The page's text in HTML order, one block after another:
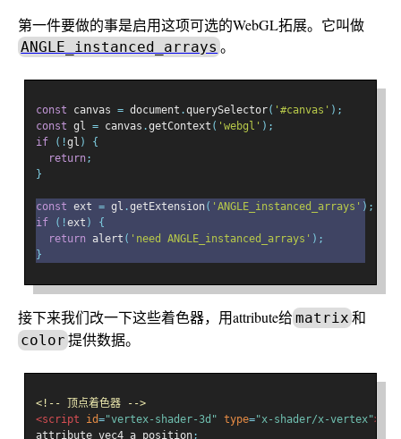
第一件要做的事是启用这项可选的WebGL拓展。它叫做
ANGLE_instanced_arrays 。
const canvas = document .querySelector( '#canvas' );
const gl = canvas .getContext ( 'webgl' );
if
(!gl )
{
return;
}
const ext = gl .getExtension( 'ANGLE_instanced_arrays' );
if
(!ext )
{
return alert ( 'need ANGLE_instanced_arrays' );
}
接下来我们改一下这些着色器，用attribute给 matrix 和
color 提供数据。
<!-- 顶点着色器 -->
<script
id="vertex-shader-3d" type="x-shader/x-vertex">
attribute vec4 a_position;